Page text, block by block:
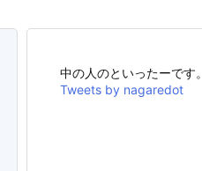
中の人のといったーです。
Tweets by nagaredot